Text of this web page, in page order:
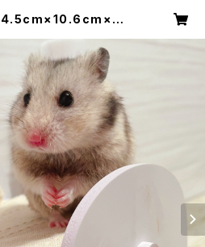
14.5cm×10.6cm×13